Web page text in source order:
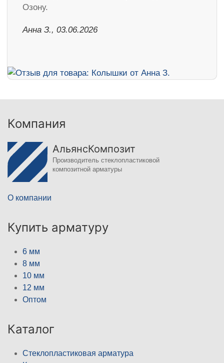
Озону.
Анна З., 03.06.2026
Компания
АльянсКомпозит
Производитель стеклопластиковой
композитной арматуры
О компании
Купить арматуру
6 мм
8 мм
10 мм
12 мм
Оптом
Каталог
Стеклопластиковая арматура